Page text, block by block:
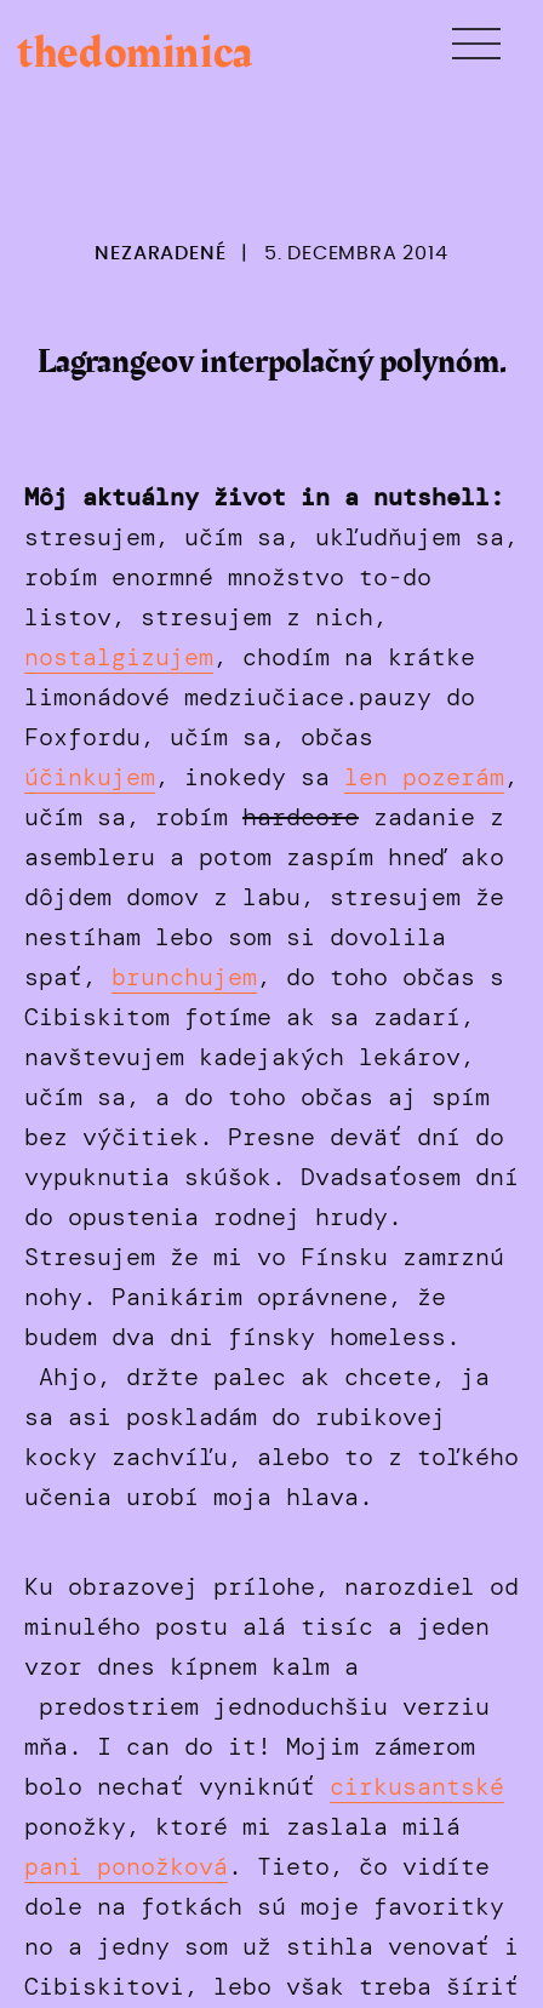
to
content
thedominica
NEZARADENÉ 5. DECEMBRA 2014
Lagrangeov interpolačný polynóm.
Môj aktuálny život in a nutshell:
stresujem, učím sa, ukľudňujem sa,
robím enormné množstvo to-do
listov, stresujem z nich,
nostalgizujem, chodím na krátke
limonádové medziučiace.pauzy do
Foxfordu, učím sa, občas
účinkujem, inokedy sa len pozerám,
učím sa, robím hardcore zadanie z
asembleru a potom zaspím hneď ako
dôjdem domov z labu, stresujem že
nestíham lebo som si dovolila
spať, brunchujem, do toho občas s
Cibiskitom fotíme ak sa zadarí,
navštevujem kadejakých lekárov,
učím sa, a do toho občas aj spím
bez výčitiek. Presne deväť dní do
vypuknutia skúšok. Dvadsaťosem dní
do opustenia rodnej hrudy.
Stresujem že mi vo Fínsku zamrznú
nohy. Panikárim oprávnene, že
budem dva dni fínsky homeless.
Ahjo, držte palec ak chcete, ja
sa asi poskladám do rubikovej
kocky zachvíľu, alebo to z toľkého
učenia urobí moja hlava.
Ku obrazovej prílohe, narozdiel od
minulého postu alá tisíc a jeden
vzor dnes kípnem kalm a
predostriem jednoduchšiu verziu
mňa. I can do it! Mojim zámerom
bolo nechať vyniknúť cirkusantské
ponožky, ktoré mi zaslala milá
pani ponožková . Tieto, čo vidíte
dole na fotkách sú moje favoritky
no a jedny som už stihla venovať i
Cibiskitovi, lebo však treba šíriť